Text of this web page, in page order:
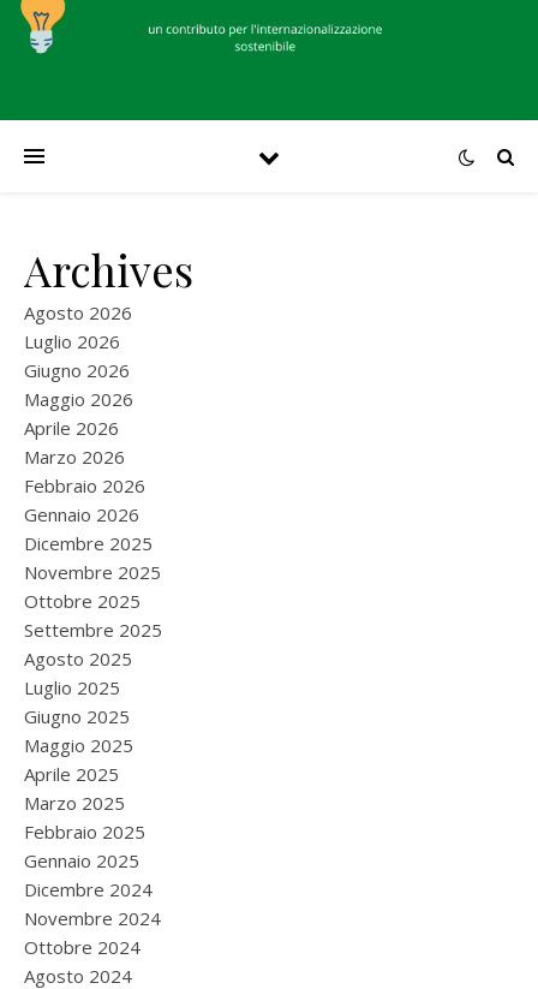
Archives
Agosto 2026
Luglio 2026
Giugno 2026
Maggio 2026
Aprile 2026
Marzo 2026
Febbraio 2026
Gennaio 2026
Dicembre 2025
Novembre 2025
Ottobre 2025
Settembre 2025
Agosto 2025
Luglio 2025
Giugno 2025
Maggio 2025
Aprile 2025
Marzo 2025
Febbraio 2025
Gennaio 2025
Dicembre 2024
Novembre 2024
Ottobre 2024
Agosto 2024